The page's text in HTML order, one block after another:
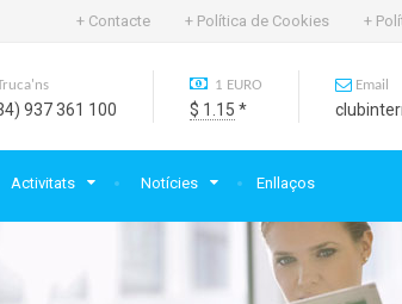
+ Contacte + Política de Cookies +
Activitats Notícies Enllaços
937 361 100
1 EURO
$ 1.15 *
Email